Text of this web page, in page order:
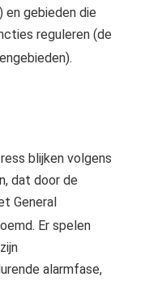
gebieden die
reguleren (de
blijken volgens
dat door de
General
Er spelen
alarmfase,